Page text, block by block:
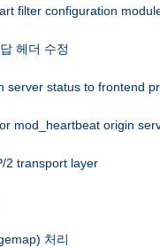
filter configuration
헤더 수정
server status to frontend
mod_heartbeat origin
2 transport layer
처리